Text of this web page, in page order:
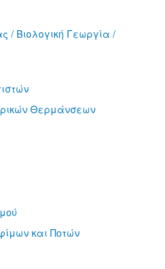
/ Βιολογική Γεωργία /
Θερμάνσεων
και Ποτών